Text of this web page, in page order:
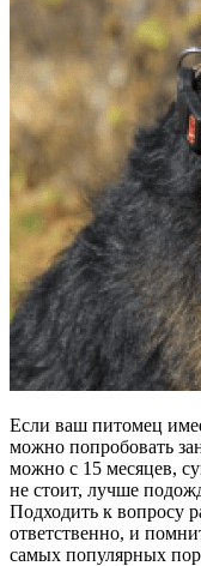
Если ваш питомец
можно попробовать
можно с 15 месяцев,
не стоит, лучше
Подходить к вопросу
ответственно, и
самых популярных